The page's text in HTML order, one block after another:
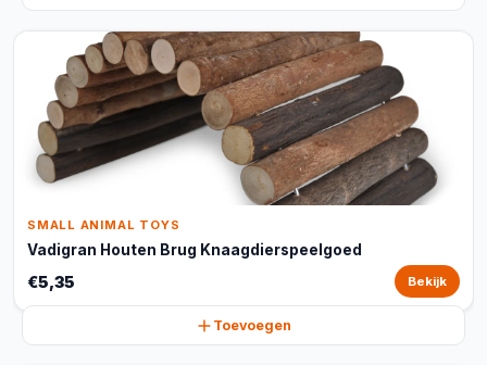
SMALL ANIMAL TOYS
Vadigran Houten Brug Knaagdierspeelgoed
€5,35 Bekijk
Toevoegen